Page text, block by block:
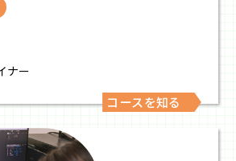
ナー
コースを知る